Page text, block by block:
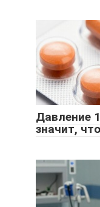
Давление
значит,